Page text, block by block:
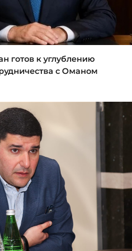
готов к углублению
с Оманом